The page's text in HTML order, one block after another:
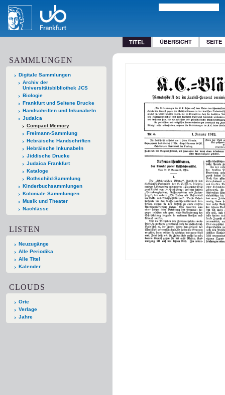
TITEL ÜBERSICHT SEITE
SAMMLUNGEN
Digitale Sammlungen
Archiv der
Universitätsbibliothek JCS
Biologie
Frankfurt und Seltene Drucke
Handschriften und Inkunabeln
Judaica
Compact Memory
Freimann-Sammlung
Hebräische Handschriften
Hebräische Inkunabeln
Jiddische Drucke
Judaica Frankfurt
Kataloge
Rothschild-Sammlung
Kinderbuchsammlungen
Koloniale Sammlungen
Musik und Theater
Nachlässe
LISTEN
Neuzugänge
Alle Periodika
Alle Titel
Kalender
CLOUDS
Orte
Verlage
Jahre